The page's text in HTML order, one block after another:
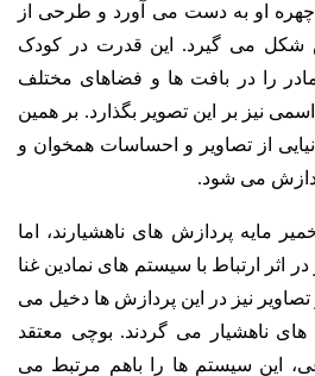
چهره او به دست می آورد و طرحی از
شکل می گیرد. این قدرت در کودک
را در بافت ها و فضاهای مختلف
نیز بر این تصویر بگذارد. بر همین
از تصاویر و احساسات همخوان و
می شود.
مایه پردازش های ناهشیارند، اما
اثر ارتباط با سیستم های نمادین غنا
تصاویر نیز در این پردازش ها دخیل می
ناهشیار می گردند. بوچی معتقد
این سیستم ها را باهم مرتبط می